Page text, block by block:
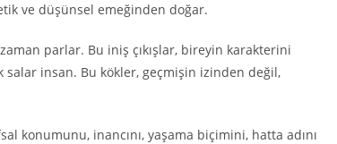
ve düşünsel emeğinden doğar.
parlar. Bu iniş çıkışlar, bireyin karakterini
insan. Bu kökler, geçmişin izinden değil,
konumunu, inancını, yaşama biçimini, hatta adını